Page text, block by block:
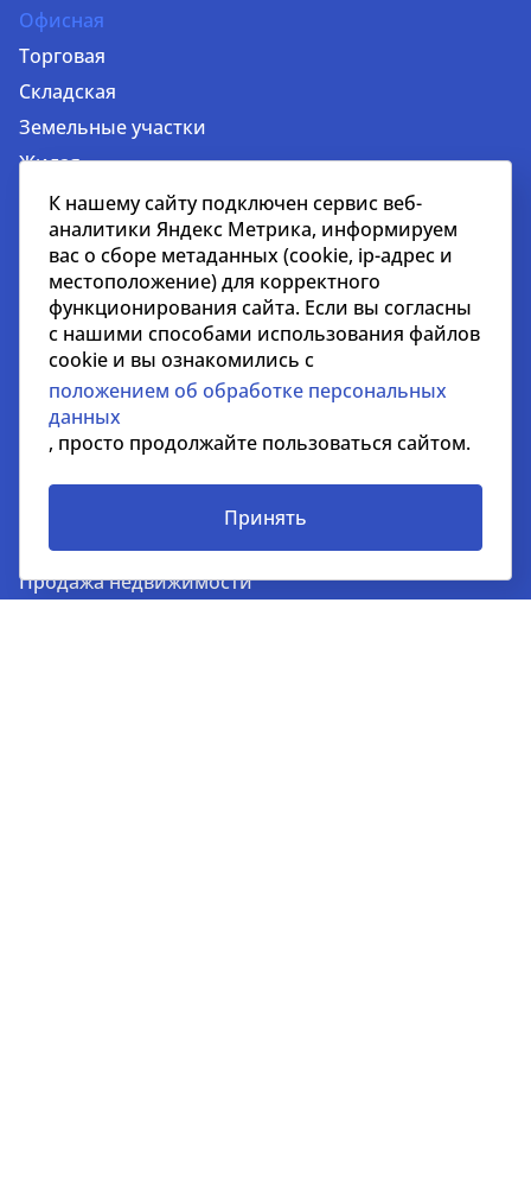
Офисная
Торговая
Складская
Земельные участки
Жилая
Гостиничная
Недвижимость за рубежом
Услуги
Услуги для застройщиков и девелоперов
Управление недвижимостью
Управление строительными проектами
Стратегический консалтинг
Аренда недвижимости
Продажа недвижимости
К нашему сайту подключен сервис веб-
аналитики Яндекс Метрика, информируем
вас о сборе метаданных (cookie, ip-адрес и
местоположение) для корректного
функционирования сайта. Если вы согласны
с нашими способами использования файлов
cookie и вы ознакомились с
положением об обработке персональных
данных
, просто продолжайте пользоваться сайтом.
Принять